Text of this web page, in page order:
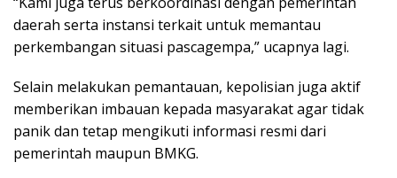
daerah serta instansi terkait untuk memantau
perkembangan situasi pascagempa,” ucapnya lagi.
Selain melakukan pemantauan, kepolisian juga aktif
memberikan imbauan kepada masyarakat agar tidak
panik dan tetap mengikuti informasi resmi dari
pemerintah maupun BMKG.